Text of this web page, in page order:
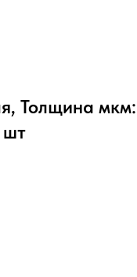
Толщина
шт